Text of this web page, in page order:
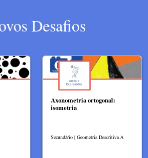
Desafios
Axonometria ortogonal:
isometria
Secundário | Geometria Descritiva A